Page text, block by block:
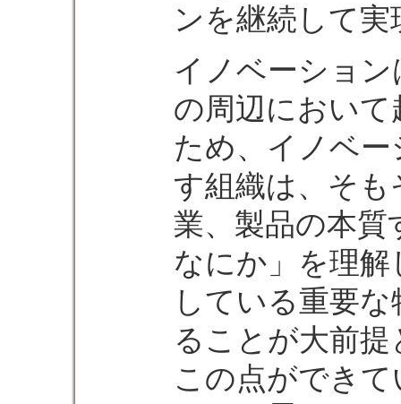
ンを継続して実
イノベーショ
の周辺におい
ため、イノベ
す組織は、そも
業、製品の本質
なにか」を理
している重要
ることが大前
この点ができ